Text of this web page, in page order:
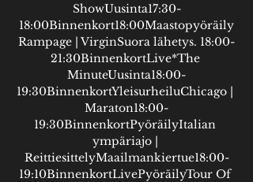
ShowUusinta17:30-
18:00Binnenkort18:00Maastopyöräily
Rampage | VirginSuora lähetys. 18:00-
21:30BinnenkortLive*The
MinuteUusinta18:00-
19:30BinnenkortYleisurheiluChicago |
Maraton18:00-
19:30BinnenkortPyöräilyItalian
ympäriajo |
ReittiesittelyMaailmankiertue18:00-
19:10BinnenkortLivePyöräilyTour Of